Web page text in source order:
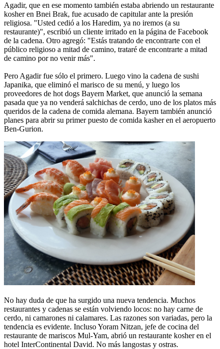
Agadir, que en ese momento también estaba abriendo un restaurante
kosher en Bnei Brak, fue acusado de capitular ante la presión
religiosa. "Usted cedió a los Haredim, ya no iremos (a su
restaurante)", escribió un cliente irritado en la página de Facebook
de la cadena. Otro agregó: "Estás tratando de encontrarte con el
público religioso a mitad de camino, trataré de encontrarte a mitad
de camino por no venir más".
Pero Agadir fue sólo el primero. Luego vino la cadena de sushi
Japanika, que eliminó el marisco de su menú, y luego los
proveedores de hot dogs Bayern Market, que anunció la semana
pasada que ya no venderá salchichas de cerdo, uno de los platos más
queridos de la cadena de comida alemana. Bayern también anunció
planes para abrir su primer puesto de comida kasher en el aeropuerto
Ben-Gurion.
No hay duda de que ha surgido una nueva tendencia. Muchos
restaurantes y cadenas se están volviendo locos: no hay carne de
cerdo, ni camarones ni calamares. Las razones son variadas, pero la
tendencia es evidente. Incluso Yoram Nitzan, jefe de cocina del
restaurante de mariscos Mul-Yam, abrió un restaurante kosher en el
hotel InterContinental David. No más langostas y ostras.